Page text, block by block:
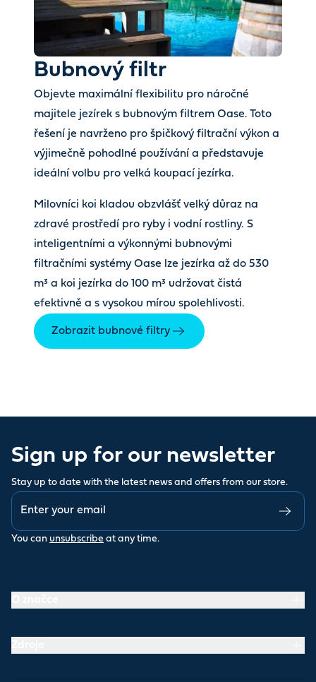
Bubnový filtr
Objevte maximální flexibilitu pro náročné
majitele jezírek s bubnovým filtrem Oase. Toto
řešení je navrženo pro špičkový filtrační výkon a
výjimečně pohodlné používání a představuje
ideální volbu pro velká koupací jezírka.
Milovníci koi kladou obzvlášť velký důraz na
zdravé prostředí pro ryby i vodní rostliny. S
inteligentními a výkonnými bubnovými
filtračními systémy Oase lze jezírka až do 530
m³ a koi jezírka do 100 m³ udržovat čistá
efektivně a s vysokou mírou spolehlivosti.
Zobrazit bubnové filtry
Sign up for our newsletter
Stay up to date with the latest news and offers from our store.
You can unsubscribe at any time.